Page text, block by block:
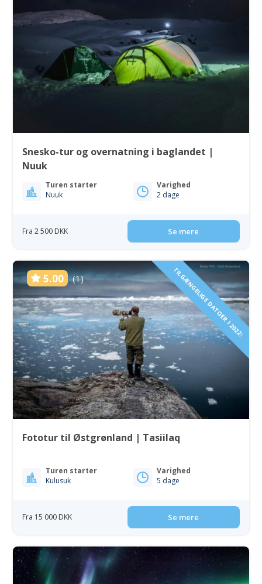
Snesko-tur og overnatning i baglandet |
Nuuk
Turen starter
Nuuk
Varighed
2 dage
Fra 2 500 DKK Se mere
5.00 (1) TILGÆNGELIGE DATOER I 2022!
Fototur til Østgrønland | Tasiilaq
Turen starter
Kulusuk
Varighed
5 dage
Fra 15 000 DKK Se mere